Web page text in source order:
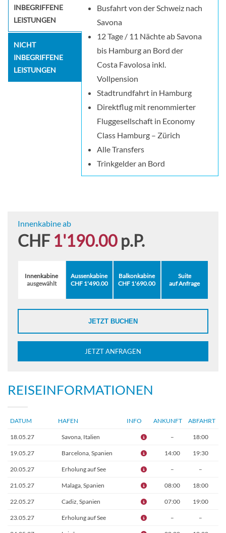
INBEGRIFFENE
LEISTUNGEN
NICHT
INBEGRIFFENE
LEISTUNGEN
Busfahrt von der Schweiz nach
Savona
12 Tage / 11 Nächte ab Savona
bis Hamburg an Bord der
Costa Favolosa inkl.
Vollpension
Stadtrundfahrt in Hamburg
Direktflug mit renommierter
Fluggesellschaft in Economy
Class Hamburg – Zürich
Alle Transfers
Trinkgelder an Bord
Innenkabine ab
CHF 1'190.00 p.P.
Innenkabine
ausgewählt
Aussenkabine
CHF 1'490.00
Balkonkabine
CHF 1'690.00
Suite
auf Anfrage
JETZT BUCHEN
JETZT ANFRAGEN
REISEINFORMATIONEN
DATUM HAFEN INFO ANKUNFT ABFAHRT
18.05.27 Savona, Italien – 18:00
19.05.27 Barcelona, Spanien 14:00 19:30
20.05.27 Erholung auf See – –
21.05.27 Malaga, Spanien 08:00 18:00
22.05.27 Cadiz, Spanien 07:00 19:00
23.05.27 Erholung auf See – –